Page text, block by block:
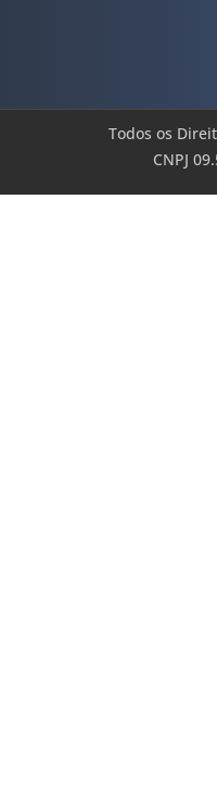
Todos os
CNPJ